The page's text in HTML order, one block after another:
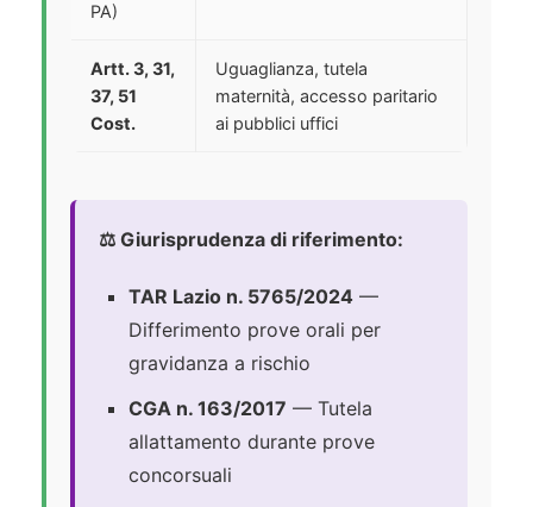
PA)
Artt. 3, 31,
37, 51
Cost.
Uguaglianza, tutela
maternità, accesso paritario
ai pubblici uffici
⚖️ Giurisprudenza di riferimento:
TAR Lazio n. 5765/2024 —
Differimento prove orali per
gravidanza a rischio
CGA n. 163/2017 — Tutela
allattamento durante prove
concorsuali